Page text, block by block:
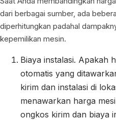
dari berbagai sumber, ada
diperhitungkan padahal
kepemilikan mesin.
Biaya instalasi. Apakah
otomatis yang
kirim dan instalasi di
menawarkan harga
ongkos kirim dan biaya